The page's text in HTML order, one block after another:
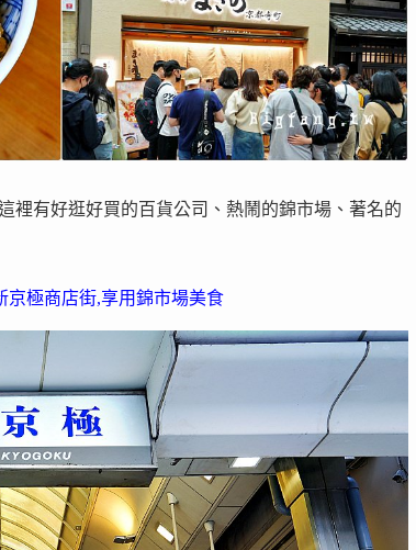
裡有好逛好買的百貨公司、熱鬧的錦市場、著名的
京極商店街,享用錦市場美食